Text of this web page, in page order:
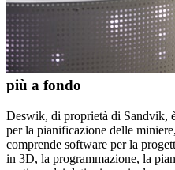
più a fondo
Deswik, di proprietà di Sandvik,
per la pianificazione delle
comprende software per la
in 3D, la programmazione, la